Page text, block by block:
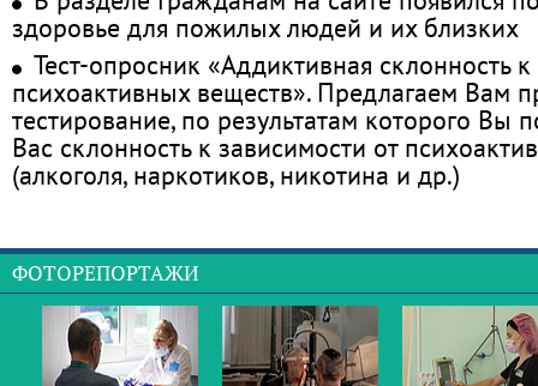
здоровье для пожилых людей и их близких
Тест-опросник «Аддиктивная склонность
психоактивных веществ». Предлагаем Вам
тестирование, по результатам которого Вы
Вас склонность к зависимости от
(алкоголя, наркотиков, никотина и др.)
ФОТОРЕПОРТАЖИ